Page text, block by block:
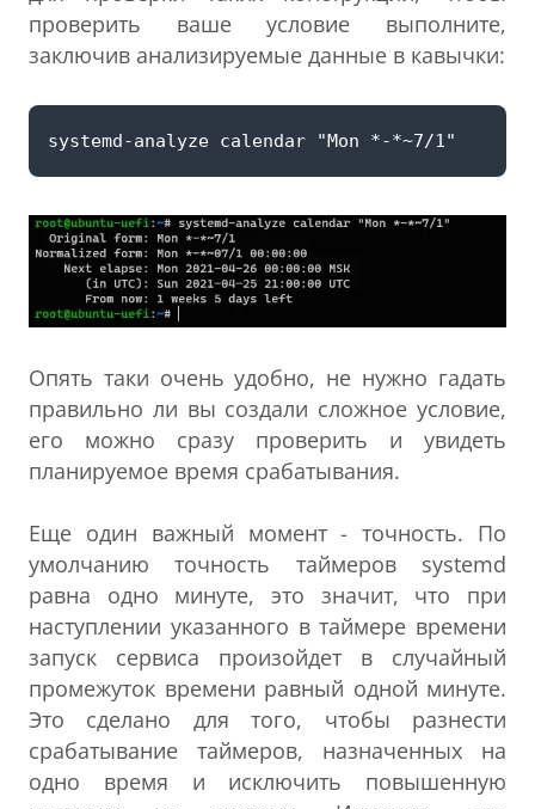
проверить ваше условие выполните,
заключив анализируемые данные в кавычки:
Опять таки очень удобно, не нужно гадать
правильно ли вы создали сложное условие,
его можно сразу проверить и увидеть
планируемое время срабатывания.
Еще один важный момент - точность. По
умолчанию точность таймеров systemd
равна одно минуте, это значит, что при
наступлении указанного в таймере времени
запуск сервиса произойдет в случайный
промежуток времени равный одной минуте.
Это сделано для того, чтобы разнести
срабатывание таймеров, назначенных на
одно время и исключить повышенную